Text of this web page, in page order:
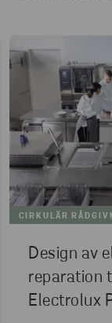
CIRKULÄR
Design av
reparation
Electrolux